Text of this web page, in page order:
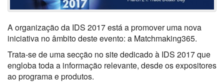
A organização da IDS 2017 está a promover uma nova
iniciativa no âmbito deste evento: a Matchmaking365.
Trata-se de uma secção no site dedicado à IDS 2017 que
engloba toda a informação relevante, desde os expositores
ao programa e produtos.